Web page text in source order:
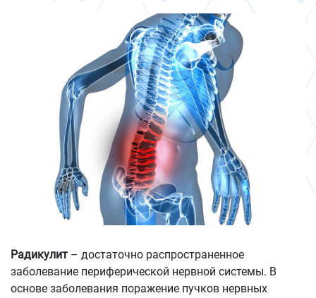
Радикулит – достаточно распространенное
заболевание периферической нервной системы. В
основе заболевания поражение пучков нервных